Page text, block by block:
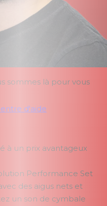
sommes là pour vous
d'aide
à un prix avantageux
Performance Set
des aigus nets et
un son de cymbale